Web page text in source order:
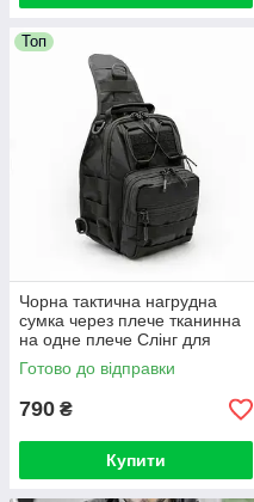
Топ
Чорна тактична нагрудна
сумка через плече тканинна
на одне плече Слінг для
міста
Готово до відправки
790 ₴
Купити